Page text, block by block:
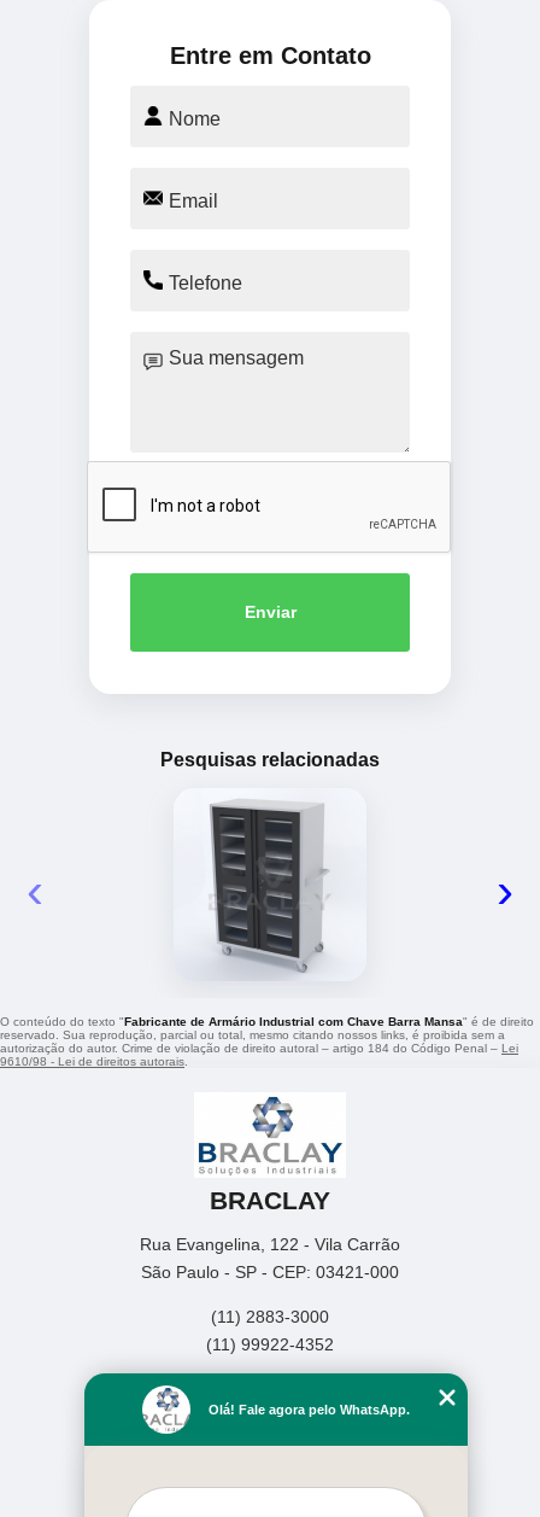
Entre em Contato
Enviar
Pesquisas relacionadas
‹ ›
O conteúdo do texto "Fabricante de Armário Industrial com Chave Barra Mansa" é de direito
reservado. Sua reprodução, parcial ou total, mesmo citando nossos links, é proibida sem a
autorização do autor. Crime de violação de direito autoral – artigo 184 do Código Penal – Lei
9610/98 - Lei de direitos autorais
BRACLAY
Rua Evangelina, 122 - Vila Carrão
São Paulo - SP - CEP: 03421-000
(11) 2883-3000
(11) 99922-4352
Empresa
Missão
Olá! Fale agora pelo WhatsApp.